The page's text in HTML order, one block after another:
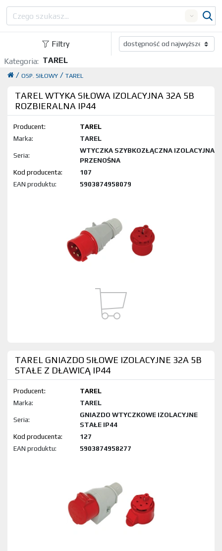
Filtry
Kategoria: TAREL
TAREL
/
OSP. SIŁOWY
/
TAREL WTYKA SIŁOWA IZOLACYJNA 32A 5B
ROZBIERALNA IP44
Producent:
TAREL
Marka:
TAREL
Seria:
WTYCZKA SZYBKOZŁĄCZNA IZOLACYJNA
PRZENOŚNA
Kod produktu:
107
EAN produktu:
5903874958079
TAREL GNIAZDO SIŁOWE IZOLACYJNE 32A 5B
STAŁE Z DŁAWICĄ IP44
Producent:
TAREL
Marka:
TAREL
Seria:
GNIAZDO WTYCZKOWE IZOLACYJNE
STAŁE IP44
Kod produktu:
127
EAN produktu:
5903874958277